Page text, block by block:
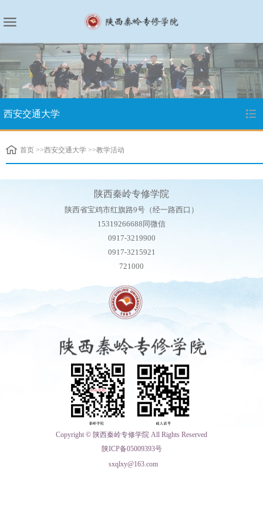
西安交通大学
首页 >>西安交通大学 >>教学活动
陕西秦岭专修学院
陕西省宝鸡市红旗路9号（经一路西口）
15319266688同微信
0917-3219900
0917-3215921
721000
Copyright © 陕西秦岭专修学院 All Rights Reserved
陕ICP备05009393号
sxqlxy@163.com